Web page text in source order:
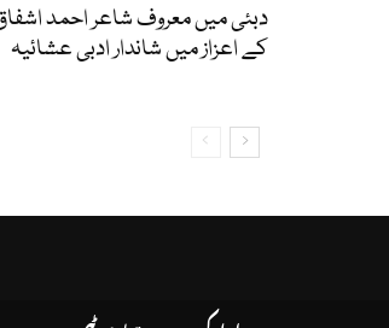
دبئی میں معروف شاعر احمد
کے اعزاز میں شاندار ادبی عشائیہ